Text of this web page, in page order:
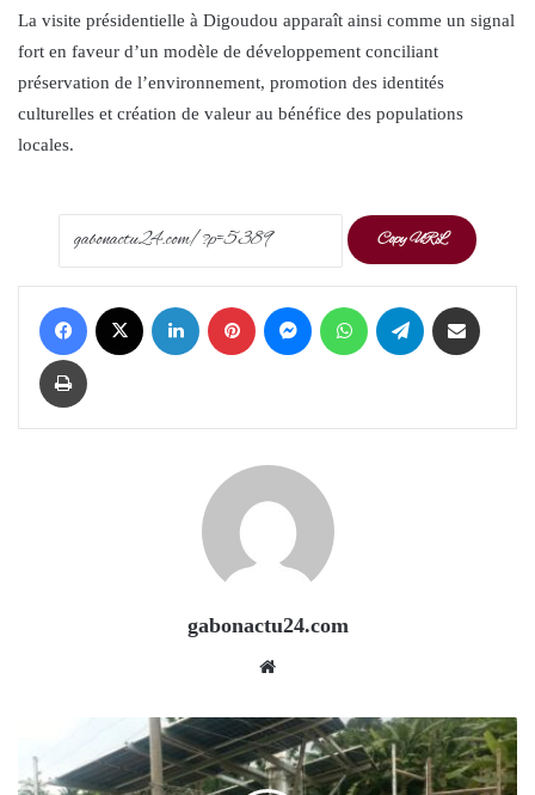
La visite présidentielle à Digoudou apparaît ainsi comme un signal
fort en faveur d’un modèle de développement conciliant
préservation de l’environnement, promotion des identités
culturelles et création de valeur au bénéfice des populations
locales.
Copy URL
Facebook LinkedIn Pinterest Messenger WhatsApp Telegram
Print
gabonactu24.com